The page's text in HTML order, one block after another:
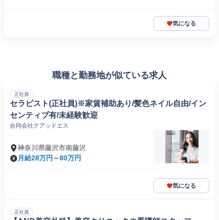
気になる
職種と勤務地が似ている求人
正社員
セラピスト(正社員)※家賃補助あり/髪色ネイル自由/イン
センティブ有/未経験歓迎
合同会社クアッドエス
神奈川県藤沢市南藤沢
月給28万円～80万円
気になる
正社員